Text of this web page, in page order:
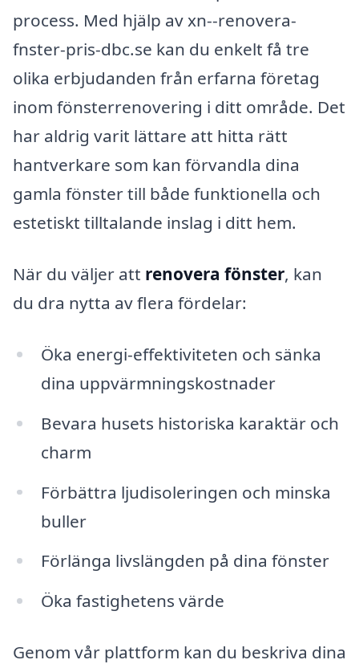
process. Med hjälp av xn--renovera-
fnster-pris-dbc.se kan du enkelt få tre
olika erbjudanden från erfarna företag
inom fönsterrenovering i ditt område. Det
har aldrig varit lättare att hitta rätt
hantverkare som kan förvandla dina
gamla fönster till både funktionella och
estetiskt tilltalande inslag i ditt hem.
När du väljer att renovera fönster, kan
du dra nytta av flera fördelar:
Öka energi-effektiviteten och sänka
dina uppvärmningskostnader
Bevara husets historiska karaktär och
charm
Förbättra ljudisoleringen och minska
buller
Förlänga livslängden på dina fönster
Öka fastighetens värde
Genom vår plattform kan du beskriva dina